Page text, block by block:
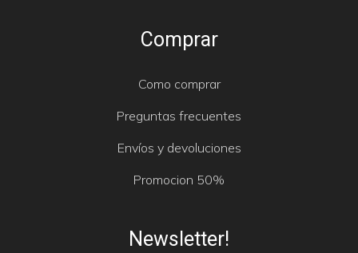
Comprar
Como comprar
Preguntas frecuentes
Envíos y devoluciones
Promocion 50%
Newsletter!